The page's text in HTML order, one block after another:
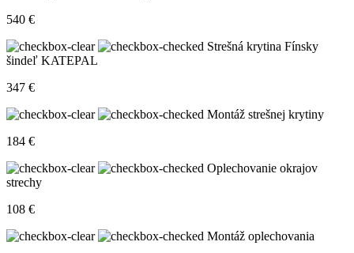
540 €
Strešná krytina Fínsky
šindeľ KATEPAL
347 €
Montáž strešnej krytiny
184 €
Oplechovanie okrajov
strechy
108 €
Montáž oplechovania